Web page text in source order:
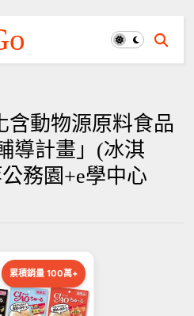
含動物源原料食品
導計畫」(冰淇
務園+e學中心
累積銷量 100萬+